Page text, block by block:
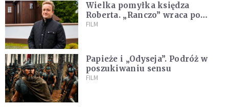
Wielka pomyłka księdza
Roberta. „Ranczo” wraca po
latach
FILM
Papieże i „Odyseja”. Podróż w
poszukiwaniu sensu
FILM